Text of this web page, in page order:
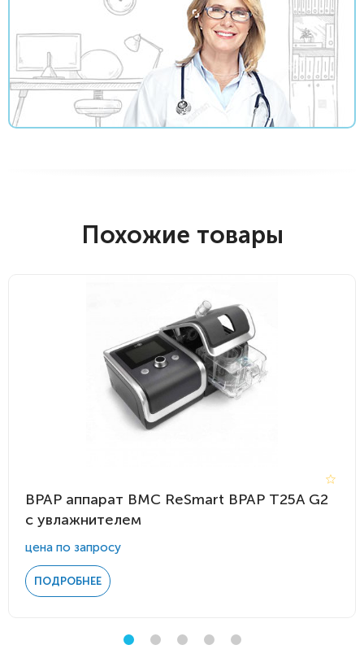
Похожие товары
BPAP аппарат BMC ReSmart BPAP Т25A G2
с увлажнителем
цена по запросу
ПОДРОБНЕЕ